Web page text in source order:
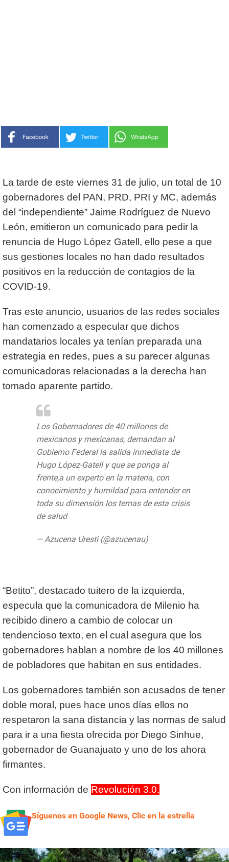
La tarde de este viernes 31 de julio, un total de 10
gobernadores del PAN, PRD, PRI y MC, además
del “independiente” Jaime Rodríguez de Nuevo
León, emitieron un comunicado para pedir la
renuncia de Hugo López Gatell, ello pese a que
sus gestiones locales no han dado resultados
positivos en la reducción de contagios de la
COVID-19.
Tras este anuncio, usuarios de las redes sociales
han comenzado a especular que dichos
mandatarios locales ya tenían preparada una
estrategia en redes, pues a su parecer algunas
comunicadoras relacionadas a la derecha han
tomado aparente partido.
Los Gobernadores de 40 millones de
mexicanos y mexicanas, demandan al
Gobierno Federal la salida inmediata de
Hugo López-Gatell y que se ponga al
frente,a un experto en la materia, con
conocimiento y humildad para entender en
toda su dimensión los temas de esta crisis
de salud
— Azucena Uresti (@azucenau)
“Betito”, destacado tuitero de la izquierda,
especula que la comunicadora de Milenio ha
recibido dinero a cambio de colocar un
tendencioso texto, en el cual asegura que los
gobernadores hablan a nombre de los 40 millones
de pobladores que habitan en sus entidades.
Los gobernadores también son acusados de tener
doble moral, pues hace unos días ellos no
respetaron la sana distancia y las normas de salud
para ir a una fiesta ofrecida por Diego Sinhue,
gobernador de Guanajuato y uno de los ahora
firmantes.
Con información de Revolución 3.0.
Síguenos en Google News, Clic en la estrella